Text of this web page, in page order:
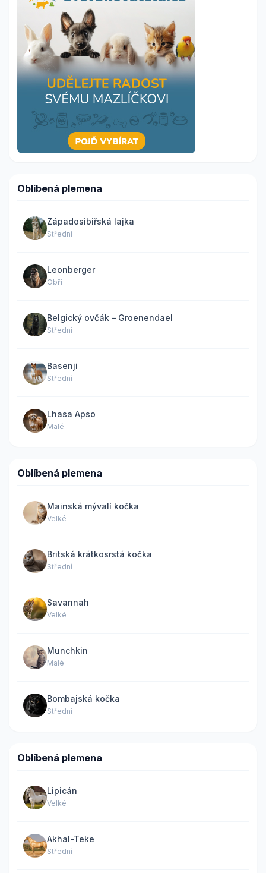
Oblíbená plemena
Západosibiřská lajka
Střední
Leonberger
Obří
Belgický ovčák – Groenendael
Střední
Basenji
Střední
Lhasa Apso
Malé
Oblíbená plemena
Mainská mývalí kočka
Velké
Britská krátkosrstá kočka
Střední
Savannah
Velké
Munchkin
Malé
Bombajská kočka
Střední
Oblíbená plemena
Lipicán
Velké
Akhal-Teke
Střední